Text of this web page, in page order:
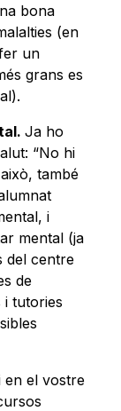
bona
(en
un
grans es
Ja ho
“No hi
també
i
mental (ja
del centre
de
i tutories
en el vostre